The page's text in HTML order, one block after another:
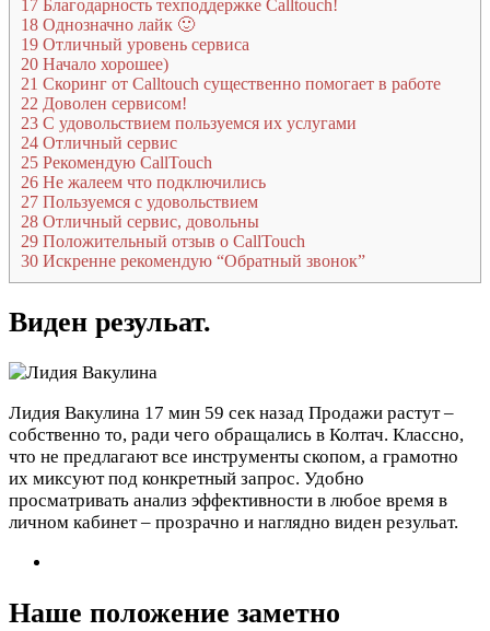
17 Благодарность техподдержке Calltouch!
18 Однозначно лайк 🙂
19 Отличный уровень сервиса
20 Начало хорошее)
21 Скоринг от Calltouch существенно помогает в работе
22 Доволен сервисом!
23 С удовольствием пользуемся их услугами
24 Отличный сервис
25 Рекомендую CallTouch
26 Не жалеем что подключились
27 Пользуемся с удовольствием
28 Отличный сервис, довольны
29 Положительный отзыв о CallTouch
30 Искренне рекомендую “Обратный звонок”
Виден резульат.
Лидия Вакулина 17 мин 59 сек назад Продажи растут –
собственно то, ради чего обращались в Колтач. Классно,
что не предлагают все инструменты скопом, а грамотно
их миксуют под конкретный запрос. Удобно
просматривать анализ эффективности в любое время в
личном кабинет – прозрачно и наглядно виден резульат.
Наше положение заметно